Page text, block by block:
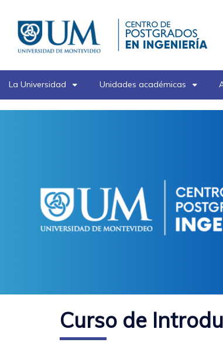
contenido
principal
La Universidad Unidades académicas
Curso de